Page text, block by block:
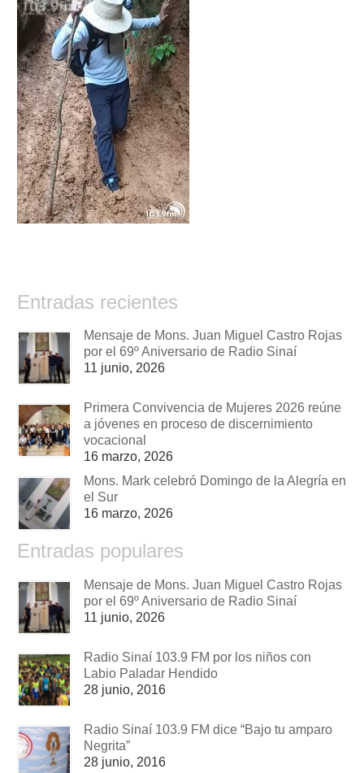
Entradas recientes
Mensaje de Mons. Juan Miguel Castro Rojas
por el 69º Aniversario de Radio Sinaí
11 junio, 2026
Primera Convivencia de Mujeres 2026 reúne
a jóvenes en proceso de discernimiento
vocacional
16 marzo, 2026
Mons. Mark celebró Domingo de la Alegría en
el Sur
16 marzo, 2026
Entradas populares
Mensaje de Mons. Juan Miguel Castro Rojas
por el 69º Aniversario de Radio Sinaí
11 junio, 2026
Radio Sinaí 103.9 FM por los niños con
Labio Paladar Hendido
28 junio, 2016
Radio Sinaí 103.9 FM dice “Bajo tu amparo
Negrita”
28 junio, 2016